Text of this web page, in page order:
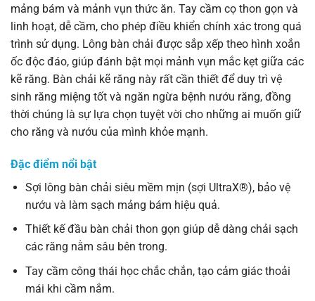
mảng bám và mảnh vụn thức ăn. Tay cầm cọ thon gọn và
linh hoạt, dễ cầm, cho phép điều khiển chính xác trong quá
trình sử dụng. Lông bàn chải được sắp xếp theo hình xoắn
ốc độc đáo, giúp đánh bật mọi mảnh vụn mắc kẹt giữa các
kẽ răng. Bàn chải kẽ răng này rất cần thiết để duy trì vệ
sinh răng miệng tốt và ngăn ngừa bệnh nướu răng, đồng
thời chúng là sự lựa chọn tuyệt vời cho những ai muốn giữ
cho răng và nướu của mình khỏe mạnh.
Đặc điểm nổi bật
Sợi lông bàn chải siêu mềm mịn (sợi UltraX®), bảo vệ
nướu và làm sạch mảng bám hiệu quả.
Thiết kế đầu bàn chải thon gọn giúp dễ dàng chải sạch
các răng nằm sâu bên trong.
Tay cầm công thái học chắc chắn, tạo cảm giác thoải
mái khi cầm nắm.